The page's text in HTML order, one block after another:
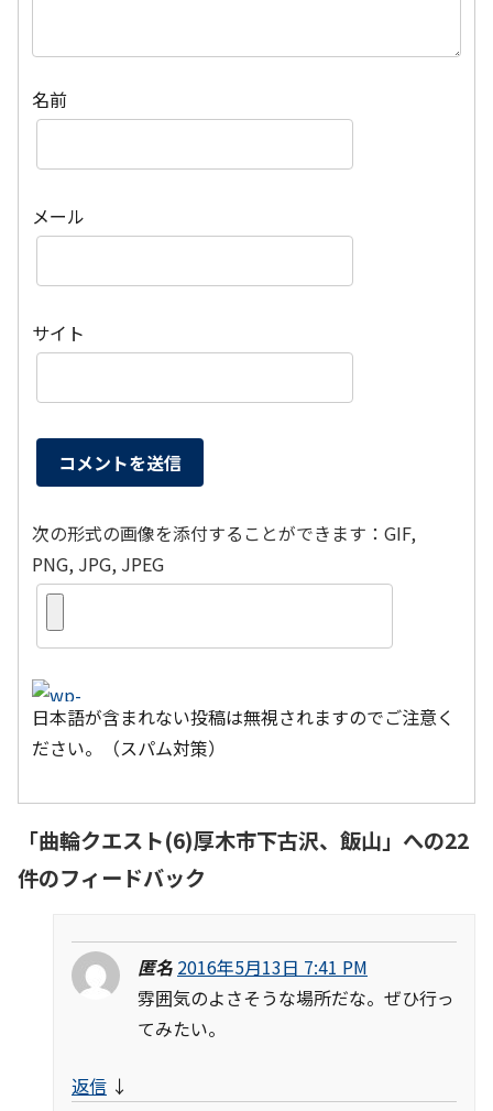
名前
メール
サイト
次の形式の画像を添付することができます：GIF,
PNG, JPG, JPEG
日本語が含まれない投稿は無視されますのでご注意く
ださい。（スパム対策）
「曲輪クエスト(6)厚木市下古沢、飯山」への22
件のフィードバック
匿名 2016年5月13日 7:41 PM
雰囲気のよさそうな場所だな。ぜひ行っ
てみたい。
返信 ↓